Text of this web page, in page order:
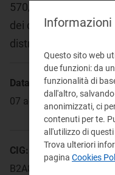
570/2019/R/gas in
dei costi operativi
distribuzione gas
Data di pubblicazione:
07 agosto 2024
CIG:
B2A87A6734
Questo sito web
due funzioni: da
funzionalità di
dall'altro,
anonimizzati, ci
contenuti per te.
all'utilizzo di
Trova ulteriori
pagina Cookies